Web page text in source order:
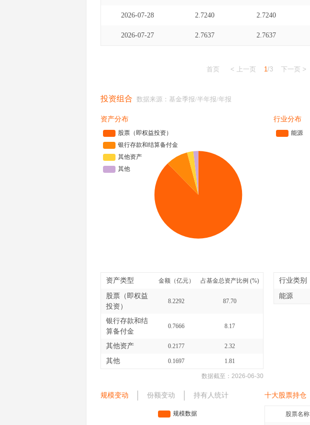
2026-07-28 2.7240 2.7240
2026-07-27 2.7637 2.7637
首页 < 上一页 1/3 下一页 >
投资组合 数据来源：基金季报/半年报/年报
资产分布
资产类型 金额（亿元） 占基金总资产比例 (%)
股票（即权益
投资）
8.2292 87.70
银行存款和结
算备付金
0.7666 8.17
其他资产 0.2177 2.32
其他 0.1697 1.81
数据截至： 2026-06-30
行业分布
行业类别
能源
规模变动 份额变动 持有人统计 十大股票持仓
股票名称